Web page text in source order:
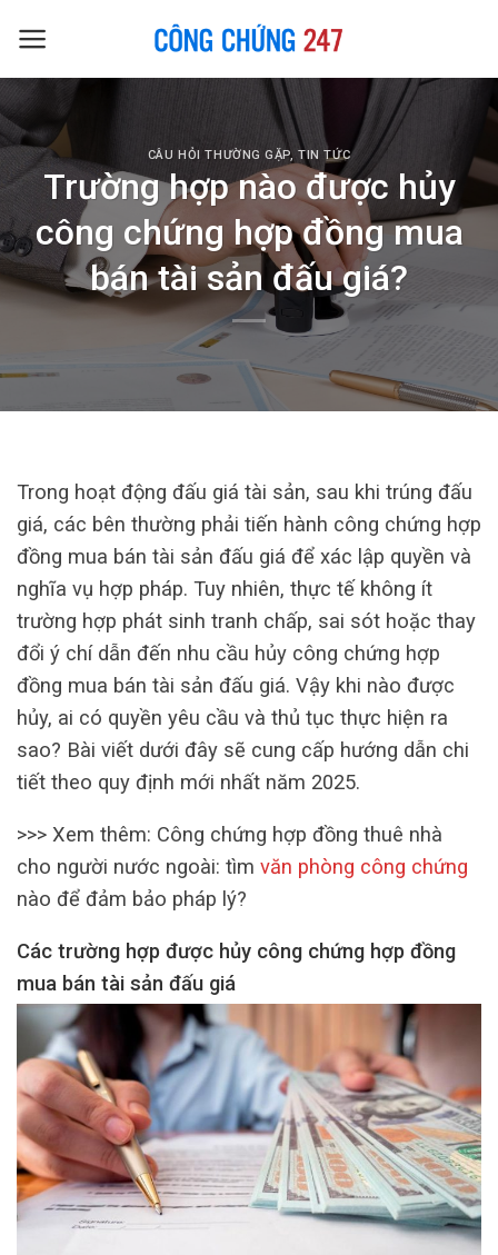
CÂU HỎI THƯỜNG GẶP,TIN TỨC
Trường hợp nào được hủy
công chứng hợp đồng mua
bán tài sản đấu giá?
Trong hoạt động đấu giá tài sản, sau khi trúng đấu
giá, các bên thường phải tiến hành công chứng hợp
đồng mua bán tài sản đấu giá để xác lập quyền và
nghĩa vụ hợp pháp. Tuy nhiên, thực tế không ít
trường hợp phát sinh tranh chấp, sai sót hoặc thay
đổi ý chí dẫn đến nhu cầu hủy công chứng hợp
đồng mua bán tài sản đấu giá. Vậy khi nào được
hủy, ai có quyền yêu cầu và thủ tục thực hiện ra
sao? Bài viết dưới đây sẽ cung cấp hướng dẫn chi
tiết theo quy định mới nhất năm 2025.
>>> Xem thêm: Công chứng hợp đồng thuê nhà
cho người nước ngoài: tìm văn phòng công chứng
nào để đảm bảo pháp lý?
Các trường hợp được hủy công chứng hợp đồng
mua bán tài sản đấu giá